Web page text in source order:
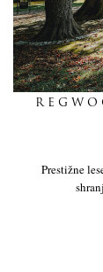
Prestižne